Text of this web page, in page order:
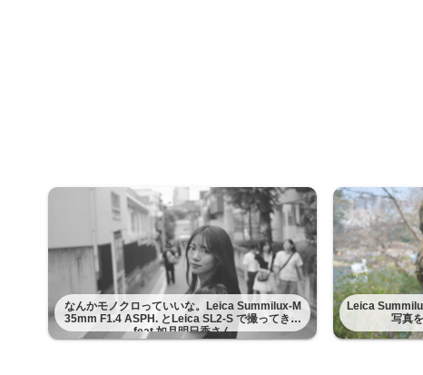
なんかモノクロっていいな。Leica Summilux-M
35mm F1.4 ASPH. とLeica SL2-S で撮ってきた
feat 如月明日香さん
Leica
写真